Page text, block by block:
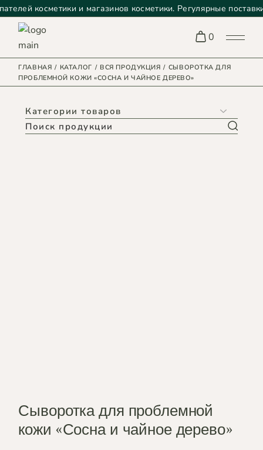
косметики и магазинов косметики. Регулярные поставки
0
ГЛАВНАЯ КАТАЛОГ ВСЯ ПРОДУКЦИЯ
СЫВОРОТКА ДЛЯ
ПРОБЛЕМНОЙ КОЖИ «СОСНА И ЧАЙНОЕ ДЕРЕВО»
Сыворотка для проблемной
кожи «Сосна и чайное дерево»